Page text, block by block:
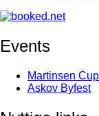
Events
Martinsen Cup
Askov Byfest